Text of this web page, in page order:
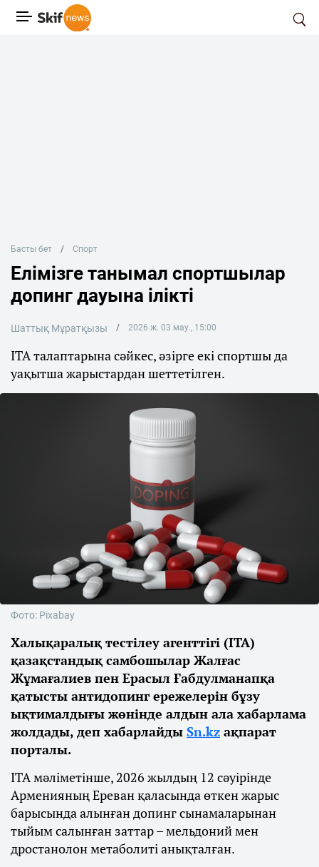
Басты бет Спорт
Елімізге танымал спортшылар
допинг дауына ілікті
Шаттық Мұратқызы 2026 ж. 03 мау., 15:00
ITA талаптарына сәйкес, әзірге екі спортшы да
уақытша жарыстардан шеттетілген.
Фото: Pixabay
Халықаралық тестілеу агенттігі (ITA)
қазақстандық самбошылар Жалғас
Жұмағалиев пен Ерасыл Ғабдулманапқа
қатысты антидопинг ережелерін бұзу
ықтималдығы жөнінде алдын ала хабарлама
жолдады, деп хабарлайды Sn.kz ақпарат
порталы.
ITA мәліметінше, 2026 жылдың 12 сәуірінде
Арменияның Ереван қаласында өткен жарыс
барысында алынған допинг сынамаларынан
тыйым салынған заттар – мельдоний мен
дростанолон метаболиті анықталған.